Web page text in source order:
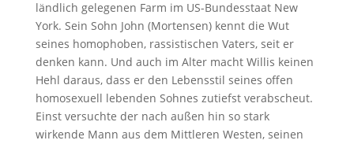
ländlich gelegenen Farm im US-Bundesstaat New
York. Sein Sohn John (Mortensen) kennt die Wut
seines homophoben, rassistischen Vaters, seit er
denken kann. Und auch im Alter macht Willis keinen
Hehl daraus, dass er den Lebensstil seines offen
homosexuell lebenden Sohnes zutiefst verabscheut.
Einst versuchte der nach außen hin so stark
wirkende Mann aus dem Mittleren Westen, seinen